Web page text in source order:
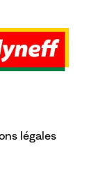
légales